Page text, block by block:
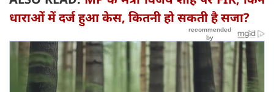
धाराओं में दर्ज हुआ केस, कितनी हो सकती है सजा?